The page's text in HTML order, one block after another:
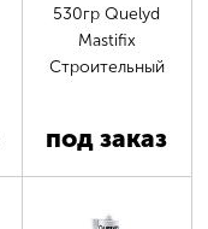
530гр Quelyd
Mastifix
Строительный
под заказ